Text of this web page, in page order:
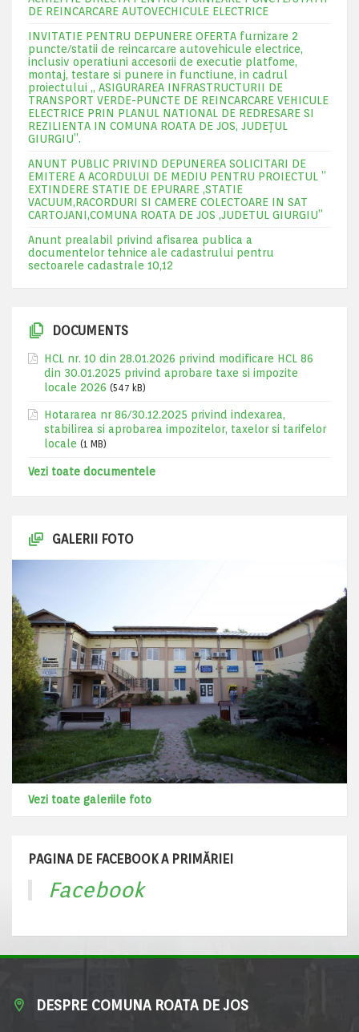
DE REINCARCARE AUTOVECHICULE ELECTRICE
INVITATIE PENTRU DEPUNERE OFERTA furnizare 2
puncte/statii de reincarcare autovehicule electrice,
inclusiv operatiuni accesorii de executie platfome,
montaj, testare si punere in functiune, in cadrul
proiectului „ ASIGURAREA INFRASTRUCTURII DE
TRANSPORT VERDE-PUNCTE DE REINCARCARE VEHICULE
ELECTRICE PRIN PLANUL NATIONAL DE REDRESARE SI
REZILIENTA IN COMUNA ROATA DE JOS, JUDEŢUL
GIURGIU”.
ANUNT PUBLIC PRIVIND DEPUNEREA SOLICITARI DE
EMITERE A ACORDULUI DE MEDIU PENTRU PROIECTUL ”
EXTINDERE STATIE DE EPURARE ,STATIE
VACUUM,RACORDURI SI CAMERE COLECTOARE IN SAT
CARTOJANI,COMUNA ROATA DE JOS ,JUDETUL GIURGIU”
Anunt prealabil privind afisarea publica a
documentelor tehnice ale cadastrului pentru
sectoarele cadastrale 10,12
DOCUMENTS
HCL nr. 10 din 28.01.2026 privind modificare HCL 86
din 30.01.2025 privind aprobare taxe si impozite
locale 2026 (547 kB)
Hotararea nr 86/30.12.2025 privind indexarea,
stabilirea si aprobarea impozitelor, taxelor si tarifelor
locale (1 MB)
Vezi toate documentele
GALERII FOTO
Vezi toate galeriile foto
PAGINA DE FACEBOOK A PRIMĂRIEI
Facebook
DESPRE COMUNA ROATA DE JOS